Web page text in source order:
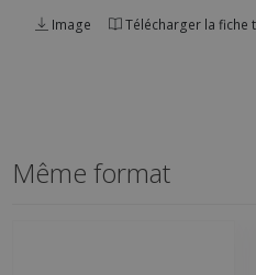
Image Télécharger la fiche
Même format